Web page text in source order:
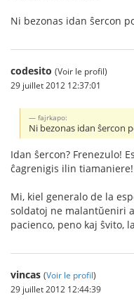
Ni bezonas idan ŝercon
codesito (Voir le profil)
29 juillet 2012 12:37:01
fajrkapo:
Ni bezonas idan ŝercon
Idan ŝercon? Frenezulo!
ĉagrenigis ilin tiamaniere!
Mi, kiel generalo de la
soldatoj ne malantŭeniri
pacienco, peno kaj ŝvito,
vincas (Voir le profil)
29 juillet 2012 12:44:39